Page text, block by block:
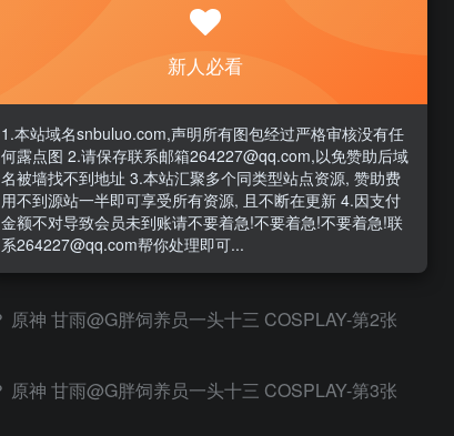
新人必看
1.本站域名snbuluo.com,声明所有图包经过严格审核没有任
何露点图 2.请保存联系邮箱264227@qq.com,以免赞助后域
名被墙找不到地址 3.本站汇聚多个同类型站点资源, 赞助费
用不到源站一半即可享受所有资源, 且不断在更新 4.因支付
金额不对导致会员未到账请不要着急!不要着急!不要着急!联
系264227@qq.com帮你处理即可...